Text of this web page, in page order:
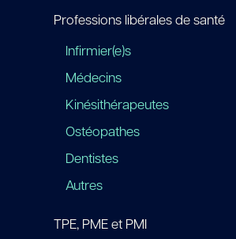
Professions libérales de santé
Infirmier(e)s
Médecins
Kinésithérapeutes
Ostéopathes
Dentistes
Autres
TPE, PME et PMI